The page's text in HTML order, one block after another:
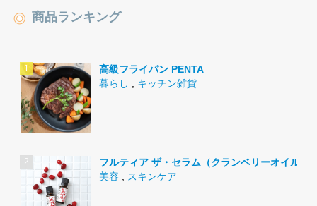
商品ランキング
高級フライパン PENTA
暮らし
キッチン雑貨
フルティア ザ・セラム（クランベリーオイル）
美容
スキンケア